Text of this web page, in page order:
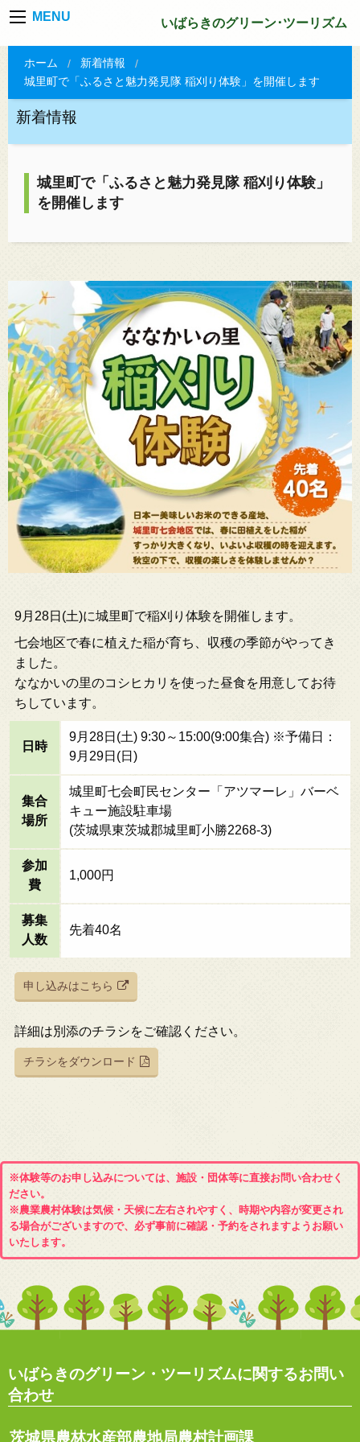
MENU いばらきのグリーン･ツーリズム
ホーム
新着情報
城里町で「ふるさと魅力発見隊 稲刈り体験」を開催します
新着情報
城里町で「ふるさと魅力発見隊 稲刈り体験」
を開催します
9月28日(土)に城里町で稲刈り体験を開催します。
七会地区で春に植えた稲が育ち、収穫の季節がやってき
ました。
ななかいの里のコシヒカリを使った昼食を用意してお待
ちしています。
日時
9月28日(土) 9:30～15:00(9:00集合) ※予備日：
9月29日(日)
集合
場所
城里町七会町民センター「アツマーレ」バーベ
キュー施設駐車場
(茨城県東茨城郡城里町小勝2268-3)
参加
費
1,000円
募集
人数
先着40名
申し込みはこちら
詳細は別添のチラシをご確認ください。
チラシをダウンロード
※体験等のお申し込みについては、施設・団体等に直接お問い合わせく
ださい。
※農業農村体験は気候・天候に左右されやすく、時期や内容が変更され
る場合がございますので、必ず事前に確認・予約をされますようお願い
いたします。
いばらきのグリーン・ツーリズムに関するお問い
合わせ
茨城県農林水産部農地局農村計画課